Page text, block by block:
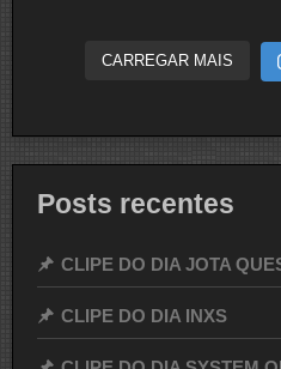
CARREGAR MAIS
Posts recentes
CLIPE DO DIA JOTA
CLIPE DO DIA INXS